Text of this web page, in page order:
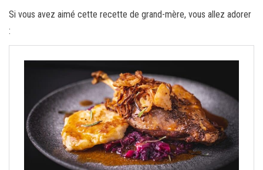
Si vous avez aimé cette recette de grand-mère, vous allez adorer
: